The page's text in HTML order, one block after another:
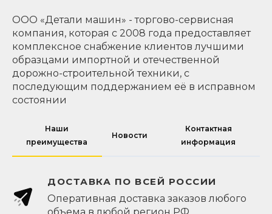
ООО «Детали машин» - торгово-сервисная
компания, которая с 2008 года предоставляет
комплексное снабжение клиентов лучшими
образцами импортной и отечественной
дорожно-строительной техники, с
последующим поддержанием её в исправном
состоянии
Наши
преимущества
Новости
Контактная
информация
ДОСТАВКА ПО ВСЕЙ РОССИИ
Оперативная доставка заказов любого